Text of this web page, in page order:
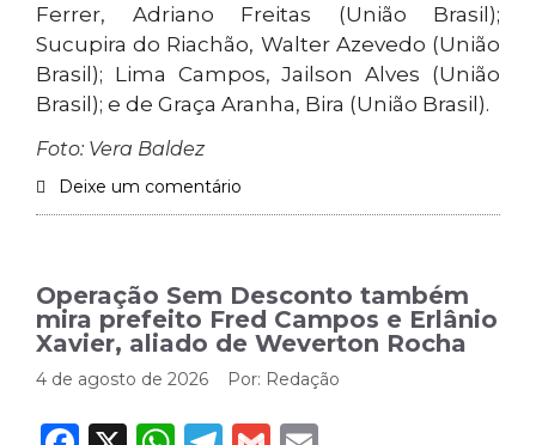
Ferrer, Adriano Freitas (União Brasil);
Sucupira do Riachão, Walter Azevedo (União
Brasil); Lima Campos, Jailson Alves (União
Brasil); e de Graça Aranha, Bira (União Brasil).
Foto: Vera Baldez
Deixe um comentário
Operação Sem Desconto também
mira prefeito Fred Campos e Erlânio
Xavier, aliado de Weverton Rocha
4 de agosto de 2026 Por: Redação